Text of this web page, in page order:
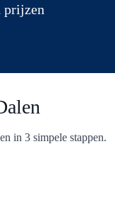
in 3 simpele stappen.